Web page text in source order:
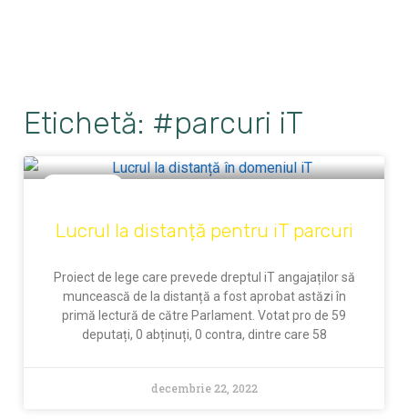
Etichetă: #parcuri iT
Lucrul la distanță pentru iT parcuri
Proiect de lege care prevede dreptul iT angajaților să
muncească de la distanță a fost aprobat astăzi în
primă lectură de către Parlament. Votat pro de 59
deputați, 0 abținuți, 0 contra, dintre care 58
decembrie 22, 2022